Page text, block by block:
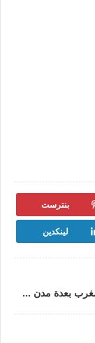
بنترست
لينكدين
مطلوب معلمين و معلمات التعليم الخصوصي بالمغرب بعدة مدن 2024